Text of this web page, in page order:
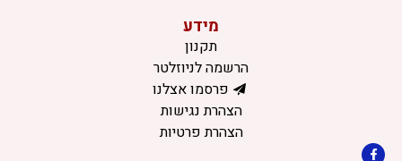
מידע
תקנון
הרשמה לניוזלטר
פרסמו אצלנו
הצהרת נגישות
הצהרת פרטיות